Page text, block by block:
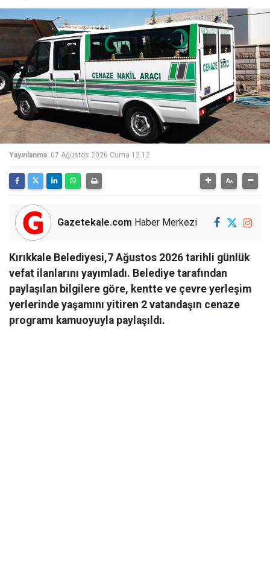
Yayınlanma: 07 Ağustos 2026 Cuma 12:12
Gazetekale.com Haber Merkezi
Kırıkkale Belediyesi,7 Ağustos 2026 tarihli günlük
vefat ilanlarını yayımladı. Belediye tarafından
paylaşılan bilgilere göre, kentte ve çevre yerleşim
yerlerinde yaşamını yitiren 2 vatandaşın cenaze
programı kamuoyuyla paylaşıldı.